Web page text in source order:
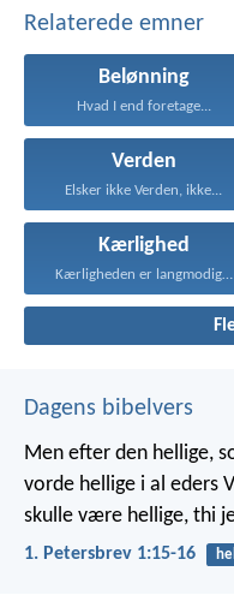
Relaterede emner
Belønning
Hvad I end foretage...
Verden
Elsker ikke Verden, ikke...
Kærlighed
Kærligheden er langmodig, er...
Dagens bibelvers
Men efter den hellige,
vorde hellige i al eders
skulle være hellige, thi
1. Petersbrev 1:15-16